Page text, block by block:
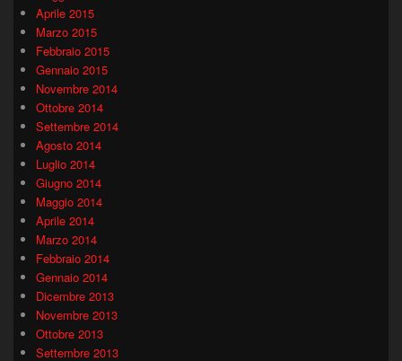
Aprile 2015
Marzo 2015
Febbraio 2015
Gennaio 2015
Novembre 2014
Ottobre 2014
Settembre 2014
Agosto 2014
Luglio 2014
Giugno 2014
Maggio 2014
Aprile 2014
Marzo 2014
Febbraio 2014
Gennaio 2014
Dicembre 2013
Novembre 2013
Ottobre 2013
Settembre 2013